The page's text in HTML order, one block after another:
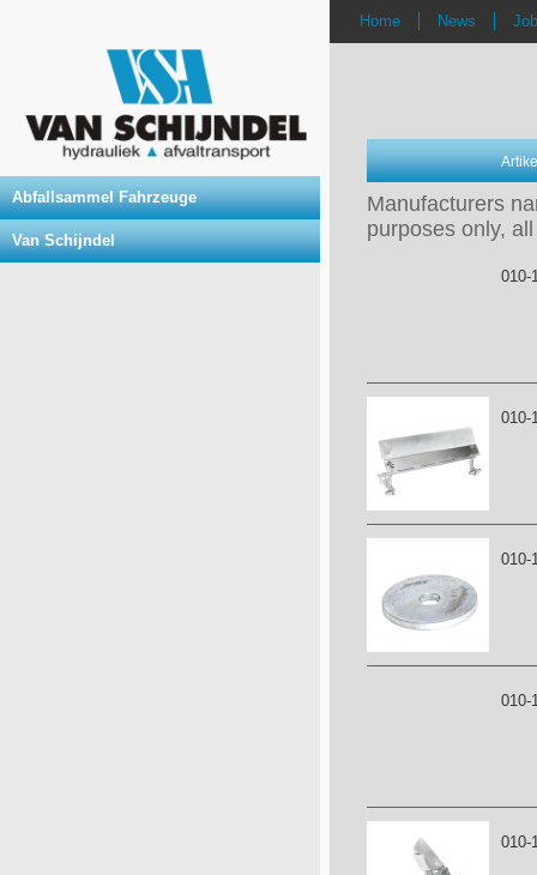
Abfallsammel Fahrzeuge
Van Schijndel
Home News
Manufacturers
purposes only,
010-
010-
010-
010-
010-